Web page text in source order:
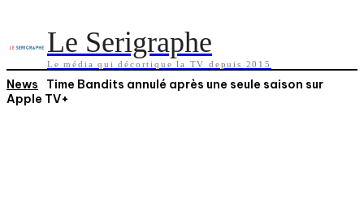
Le Serigraphe
Le média qui décortique la TV depuis 2015
News
Time Bandits annulé après une seule saison sur
Apple TV+